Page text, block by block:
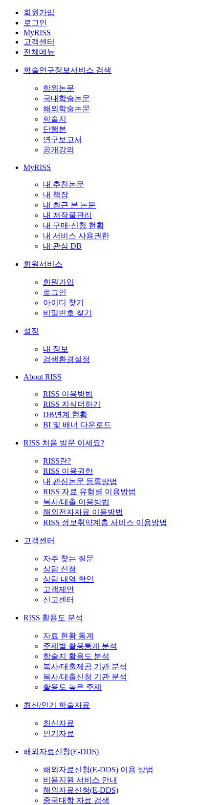
회원가입
로그인
MyRISS
고객센터
전체메뉴
학술연구정보서비스 검색
학위논문
국내학술논문
해외학술논문
학술지
단행본
연구보고서
공개강의
MyRISS
내 추천논문
내 책장
내 최근 본 논문
내 저작물관리
내 구매·신청 현황
내 서비스 사용권한
내 관심 DB
회원서비스
회원가입
로그인
아이디 찾기
비밀번호 찾기
설정
내 정보
검색환경설정
About RISS
RISS 이용방법
RISS 지식더하기
DB연계 현황
BI 및 배너 다운로드
RISS 처음 방문 이세요?
RISS란?
RISS 이용권한
내 관심논문 등록방법
RISS 자료 유형별 이용방법
복사/대출 이용방법
해외전자자료 이용방법
RISS 정보취약계층 서비스 이용방법
고객센터
자주 찾는 질문
상담 신청
상담 내역 확인
고객제안
신고센터
RISS 활용도 분석
자료 현황 통계
주제별 활용통계 분석
학술지 활용도 분석
복사/대출제공 기관 분석
복사/대출신청 기관 분석
활용도 높은 주제
최신/인기 학술자료
최신자료
인기자료
해외자료신청(E-DDS)
해외자료신청(E-DDS) 이용 방법
비용지원 서비스 안내
해외자료신청(E-DDS)
중국대학 자료 검색